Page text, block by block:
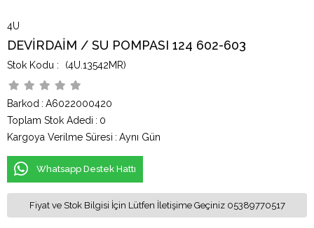
4U
DEVİRDAİM / SU POMPASI 124 602-603
(4U.13542MR)
Barkod : A6022000420
Toplam Stok Adedi : 0
Kargoya Verilme Süresi : Aynı Gün
Whatsapp Destek Hattı
Fiyat ve Stok Bilgisi İçin Lütfen İletişime Geçiniz 05389770517